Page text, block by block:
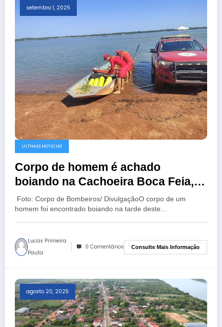
setembro 1, 2025
ULTIMAS NOTICIAS
Corpo de homem é achado
boiando na Cachoeira Boca Feia,
em Araguaína
Foto: Corpo de Bombeiros/ DivulgaçãoO corpo de um
homem foi encontrado boiando na tarde deste…
Lucas Primeira
Pauta
0 Comentários Consulte Mais Informação
agosto 20, 2025